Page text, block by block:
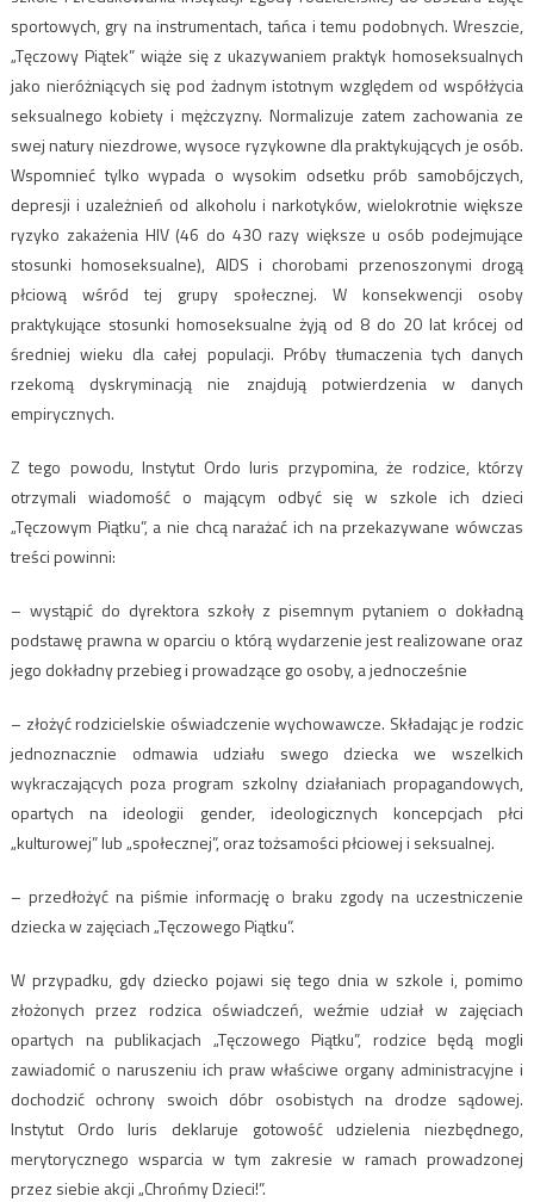
sportowych, gry na instrumentach, tańca i temu podobnych. Wreszcie,
„Tęczowy Piątek” wiąże się z ukazywaniem praktyk homoseksualnych
jako nieróżniących się pod żadnym istotnym względem od współżycia
seksualnego kobiety i mężczyzny. Normalizuje zatem zachowania ze
swej natury niezdrowe, wysoce ryzykowne dla praktykujących je osób.
Wspomnieć tylko wypada o wysokim odsetku prób samobójczych,
depresji i uzależnień od alkoholu i narkotyków, wielokrotnie większe
ryzyko zakażenia HIV (46 do 430 razy większe u osób podejmujące
stosunki homoseksualne), AIDS i chorobami przenoszonymi drogą
płciową wśród tej grupy społecznej. W konsekwencji osoby
praktykujące stosunki homoseksualne żyją od 8 do 20 lat krócej od
średniej wieku dla całej populacji. Próby tłumaczenia tych danych
rzekomą dyskryminacją nie znajdują potwierdzenia w danych
empirycznych.
Z tego powodu, Instytut Ordo Iuris przypomina, że rodzice, którzy
otrzymali wiadomość o mającym odbyć się w szkole ich dzieci
„Tęczowym Piątku”, a nie chcą narażać ich na przekazywane wówczas
treści powinni:
– wystąpić do dyrektora szkoły z pisemnym pytaniem o dokładną
podstawę prawna w oparciu o którą wydarzenie jest realizowane oraz
jego dokładny przebieg i prowadzące go osoby, a jednocześnie
– złożyć rodzicielskie oświadczenie wychowawcze. Składając je rodzic
jednoznacznie odmawia udziału swego dziecka we wszelkich
wykraczających poza program szkolny działaniach propagandowych,
opartych na ideologii gender, ideologicznych koncepcjach płci
„kulturowej” lub „społecznej”, oraz tożsamości płciowej i seksualnej.
– przedłożyć na piśmie informację o braku zgody na uczestniczenie
dziecka w zajęciach „Tęczowego Piątku”.
W przypadku, gdy dziecko pojawi się tego dnia w szkole i, pomimo
złożonych przez rodzica oświadczeń, weźmie udział w zajęciach
opartych na publikacjach „Tęczowego Piątku”, rodzice będą mogli
zawiadomić o naruszeniu ich praw właściwe organy administracyjne i
dochodzić ochrony swoich dóbr osobistych na drodze sądowej.
Instytut Ordo Iuris deklaruje gotowość udzielenia niezbędnego,
merytorycznego wsparcia w tym zakresie w ramach prowadzonej
przez siebie akcji „Chrońmy Dzieci!”.